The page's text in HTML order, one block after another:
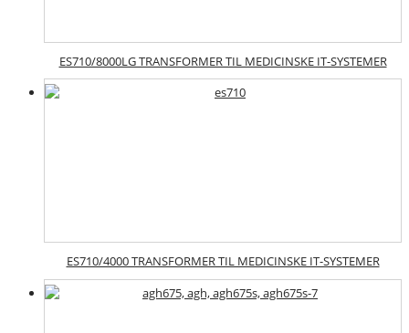
ES710/8000LG TRANSFORMER TIL MEDICINSKE IT-SYSTEMER
ES710/4000 TRANSFORMER TIL MEDICINSKE IT-SYSTEMER